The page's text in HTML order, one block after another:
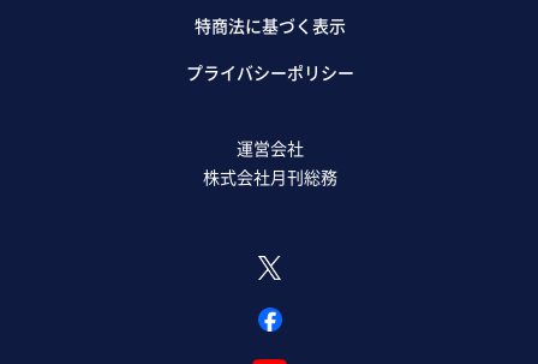
特商法に基づく表示
プライバシーポリシー
運営会社
株式会社月刊総務